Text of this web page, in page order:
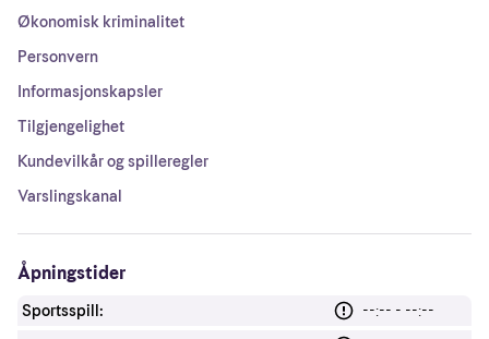
Økonomisk kriminalitet
Personvern
Informasjonskapsler
Tilgjengelighet
Kundevilkår og spilleregler
Varslingskanal
Åpningstider
Sportsspill:
--:-- - --:--